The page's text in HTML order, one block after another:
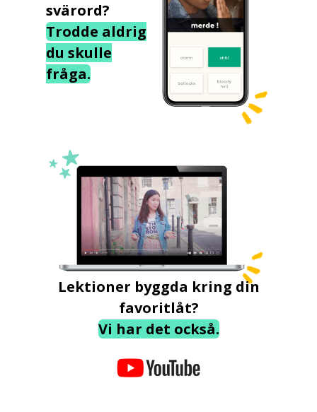
svärord?
Trodde aldrig
du skulle
fråga.
Lektioner byggda kring din
favoritlåt?
Vi har det också.